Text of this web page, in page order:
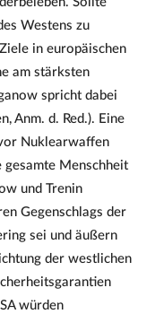
Westens zu
in europäischen
am stärksten
spricht dabei
Anm. d. Red.). Eine
Nuklearwaffen
gesamte Menschheit
und Trenin
Gegenschlags der
sei und äußern
der westlichen
würden